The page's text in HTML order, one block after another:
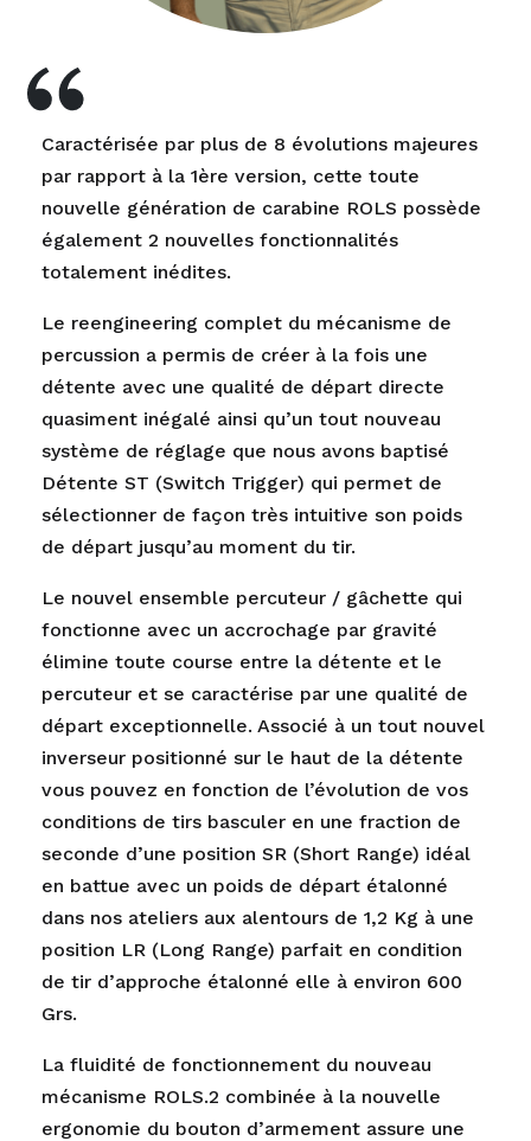
Caractérisée par plus de 8 évolutions majeures
par rapport à la 1ère version, cette toute
nouvelle génération de carabine ROLS possède
également 2 nouvelles fonctionnalités
totalement inédites.
Le reengineering complet du mécanisme de
percussion a permis de créer à la fois une
détente avec une qualité de départ directe
quasiment inégalé ainsi qu’un tout nouveau
système de réglage que nous avons baptisé
Détente ST (Switch Trigger) qui permet de
sélectionner de façon très intuitive son poids
de départ jusqu’au moment du tir.
Le nouvel ensemble percuteur / gâchette qui
fonctionne avec un accrochage par gravité
élimine toute course entre la détente et le
percuteur et se caractérise par une qualité de
départ exceptionnelle. Associé à un tout nouvel
inverseur positionné sur le haut de la détente
vous pouvez en fonction de l’évolution de vos
conditions de tirs basculer en une fraction de
seconde d’une position SR (Short Range) idéal
en battue avec un poids de départ étalonné
dans nos ateliers aux alentours de 1,2 Kg à une
position LR (Long Range) parfait en condition
de tir d’approche étalonné elle à environ 600
Grs.
La fluidité de fonctionnement du nouveau
mécanisme ROLS.2 combinée à la nouvelle
ergonomie du bouton d’armement assure une